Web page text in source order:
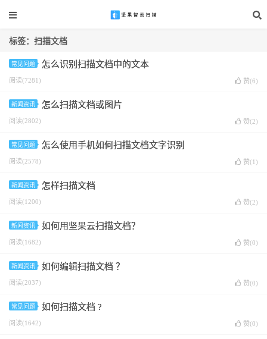
标签：扫描文档
常见问题 怎么识别扫描文档中的文本
阅读(7281) 赞(6)
新闻资讯 怎么扫描文档或图片
阅读(2802) 赞(2)
常见问题 怎么使用手机如何扫描文档文字识别
阅读(2578) 赞(1 )
新闻资讯 怎样扫描文档
阅读(1200) 赞(2)
新闻资讯 如何用坚果云扫描文档？
阅读(1682) 赞(0)
新闻资讯 如何编辑扫描文档 ？
阅读(2037) 赞(0)
常见问题 如何扫描文档 ?
阅读(1642) 赞(0)